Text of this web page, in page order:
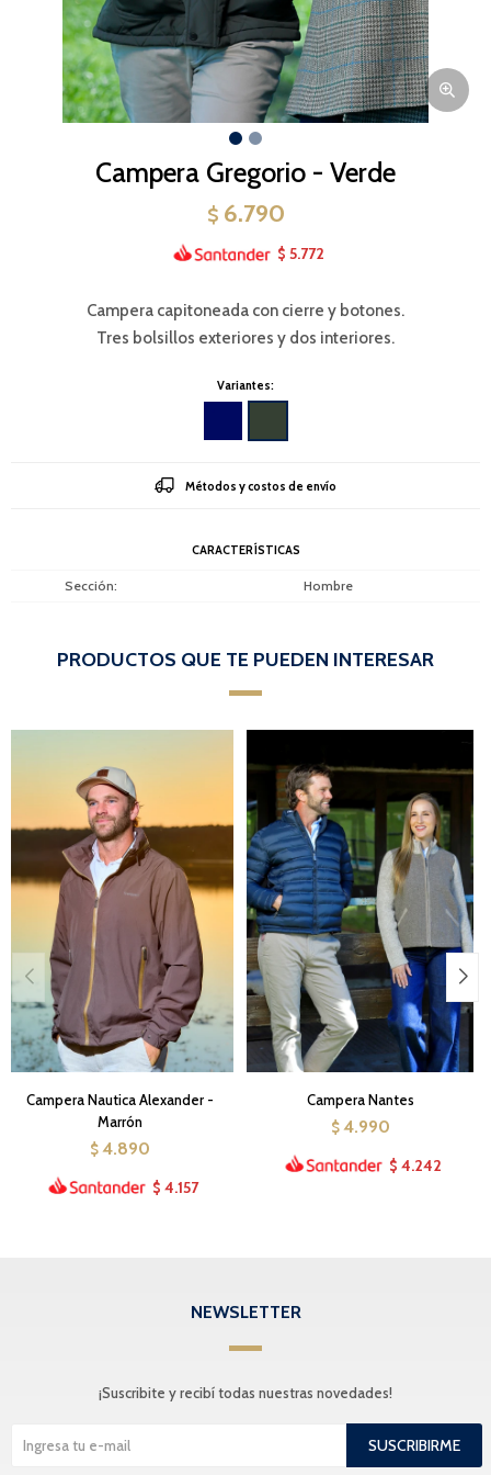
Campera Gregorio - Verde
$ 6.790
$ 5.772
Campera capitoneada con cierre y botones.
Tres bolsillos exteriores y dos interiores.
Variantes:
Métodos y costos de envío
CARACTERÍSTICAS
Sección Hombre
PRODUCTOS QUE TE PUEDEN INTERESAR
Campera Nautica Alexander -
Marrón
$ 4.890
$ 4.157
Campera Nantes
$ 4.990
$ 4.242
NEWSLETTER
¡Suscribite y recibí todas nuestras novedades!
SUSCRIBIRME